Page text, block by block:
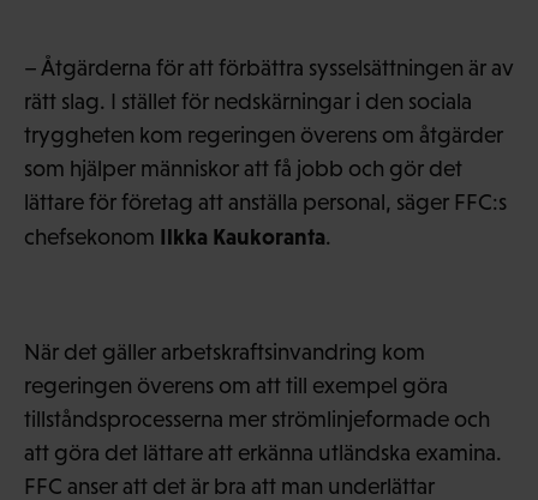
– Åtgärderna för att förbättra sysselsättningen är av
rätt slag. I stället för nedskärningar i den sociala
tryggheten kom regeringen överens om åtgärder
som hjälper människor att få jobb och gör det
lättare för företag att anställa personal, säger FFC:s
chefsekonom Ilkka Kaukoranta.
När det gäller arbetskraftsinvandring kom
regeringen överens om att till exempel göra
tillståndsprocesserna mer strömlinjeformade och
att göra det lättare att erkänna utländska examina.
FFC anser att det är bra att man underlättar